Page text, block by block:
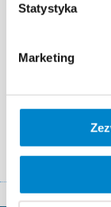
Statystyka
Marketing
Triflex Line